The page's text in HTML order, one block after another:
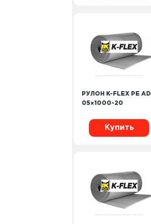
РУЛОН K-FLEX PE AD
05×1000-20
Купить